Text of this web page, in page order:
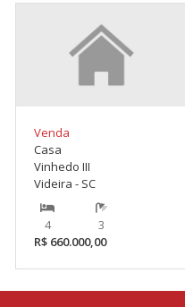
Venda
Casa
Vinhedo III
Videira - SC
4
3
R$ 660.000,00